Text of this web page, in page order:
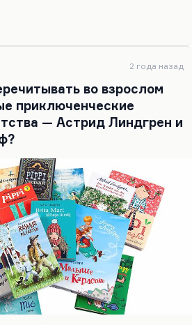
то к патологическим
он был…
2 года назад
во взрослом
приключенческие
— Астрид Линдгрен и